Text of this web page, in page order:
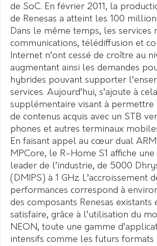
de SoC. En février 2011, la
de Renesas a atteint les 100
Dans le même temps, les services
communications, télédiffusion et
Internet n’ont cessé de croître au
augmentant ainsi les demandes
hybrides pouvant supporter
services. Aujourd’hui, s’ajoute à
supplémentaire visant à permettre
de contenus acquis avec un STB
phones et autres terminaux
En faisant appel au cœur dual
MPCore, le R-Home S1 affiche
leader de l’industrie, de 5000
(DMIPS) à 1 GHz. L’accroissement
performances correspond à
des composants Renesas existants
satisfaire, grâce à l’utilisation du
NEON, toute une gamme
intensifs comme les futurs formats